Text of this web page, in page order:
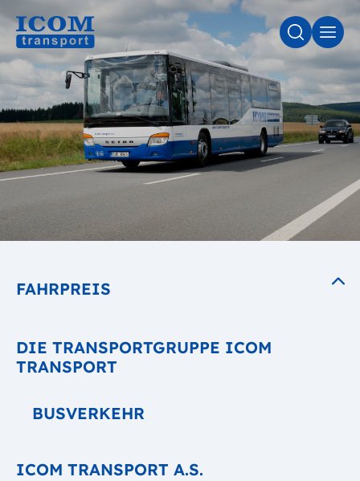
SUCHE
DIE TRANSPORTGRUPPE ICOM
TRANSPORT
BUSVERKEHR
ICOM TRANSPORT A.S.
FAHRPREIS